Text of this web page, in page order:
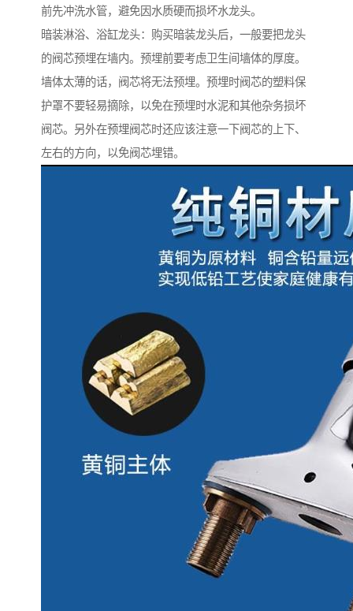
前先冲洗水管，避免因水质硬而损坏水龙头。
暗装淋浴、浴缸龙头：购买暗装龙头后，一般要把龙头
的阀芯预埋在墙内。预埋前要考虑卫生间墙体的厚度。
墙体太薄的话，阀芯将无法预埋。预埋时阀芯的塑料保
护罩不要轻易摘除，以免在预埋时水泥和其他杂务损坏
阀芯。另外在预埋阀芯时还应该注意一下阀芯的上下、
左右的方向，以免阀芯埋错。